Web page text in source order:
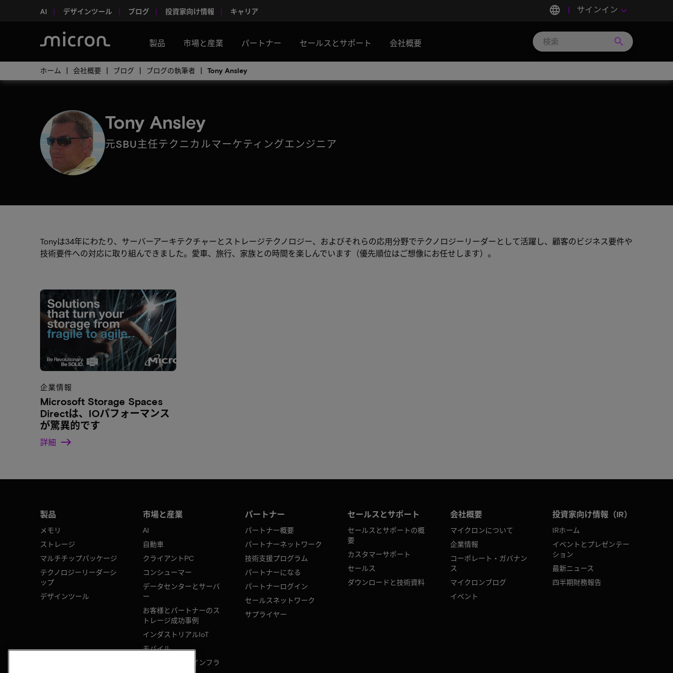
AI デザインツール ブログ 投資家向け情報 キャリア language サインイン keyboard_arrow_down
製品 市場と産業 パートナー セールスとサポート 会社概要 search
ホーム 会社概要 ブログ ブログの執筆者 Tony Ansley
Tony Ansley
元SBU主任テクニカルマーケティングエンジニア
Tonyは34年にわたり、サーバーアーキテクチャーとストレージテクノロジー、およびそれらの応用分野でテクノロジーリーダーとして活躍し、顧客のビジネス要件や
技術要件への対応に取り組んできました。愛車、旅行、家族との時間を楽しんでいます（優先順位はご想像にお任せします）。
企業情報
Microsoft Storage Spaces
Directは、IOパフォーマンス
が驚異的です
詳細
製品
メモリ
ストレージ
マルチチップパッケージ
テクノロジーリーダーシ
ップ
デザインツール
市場と産業
AI
自動車
クライアントPC
コンシューマー
データセンターとサーバ
ー
お客様とパートナーのス
トレージ成功事例
インダストリアルIoT
モバイル
ネットワークのインフラ
パートナー
パートナー概要
パートナーネットワーク
技術支援プログラム
パートナーになる
パートナーログイン
セールスネットワーク
サプライヤー
セールスとサポート
セールスとサポートの概
要
カスタマーサポート
セールス
ダウンロードと技術資料
会社概要
マイクロンについて
企業情報
コーポレート・ガバナン
ス
マイクロンブログ
イベント
投資家向け情報（IR）
IRホーム
イベントとプレゼンテー
ション
最新ニュース
四半期財務報告